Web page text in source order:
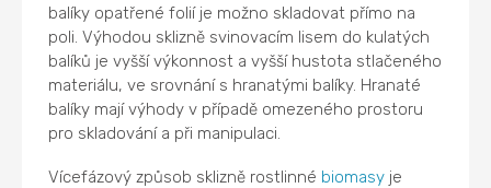
balíky opatřené folií je možno skladovat přímo na
poli. Výhodou sklizně svinovacím lisem do kulatých
balíků je vyšší výkonnost a vyšší hustota stlačeného
materiálu, ve srovnání s hranatými balíky. Hranaté
balíky mají výhody v případě omezeného prostoru
pro skladování a při manipulaci.
Vícefázový způsob sklizně rostlinné biomasy je